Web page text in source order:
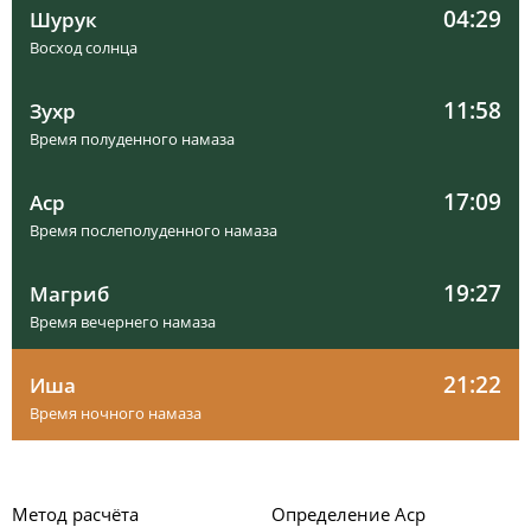
Шурук 04:29
Восход солнца
Зухр 11:58
Время полуденного намаза
Аср 17:09
Время послеполуденного намаза
Магриб 19:27
Время вечернего намаза
Иша 21:22
Время ночного намаза
Метод расчёта Определение Аср